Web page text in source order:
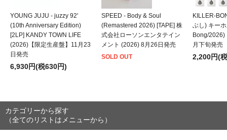
YOUNG JUJU - juzzy 92'
(10th Anniversary Edition)
[2LP] KANDY TOWN LIFE
(2026)【限定生産盤】11月23
日発売
6,930円(税630円)
SPEED - Body & Soul
(Remastered 2026) [TAPE] 株
式会社ローソンエンタテイン
メント (2026) 8月26日発売
SOLD OUT
KILLER-
ぶし) キー
Bong/2026)
月下旬発売
2,200円(
カテゴリーから探す
（全てのリストはメニューから）